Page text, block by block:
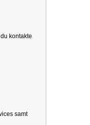
kontakte
samt